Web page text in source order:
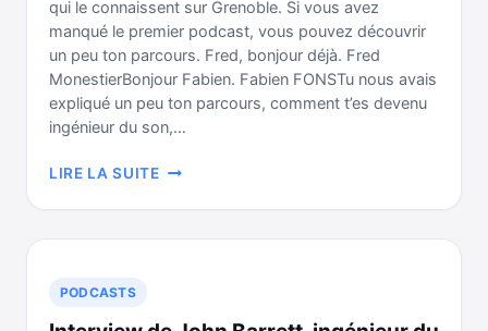
qui le connaissent sur Grenoble. Si vous avez
manqué le premier podcast, vous pouvez découvrir
un peu ton parcours. Fred, bonjour déjà. Fred
MonestierBonjour Fabien. Fabien FONSTu nous avais
expliqué un peu ton parcours, comment t’es devenu
ingénieur du son,…
LIRE LA SUITEPODCAST
BIEN
GÉRER
PODCASTS